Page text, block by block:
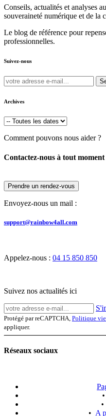
Conseils, actualités et analyses
souveraineté numérique et de la
Le blog de référence pour
professionnelles.
Suivez-nous
Archives
Comment pouvons nous aider ?
Contactez-nous à tout moment
Prendre un rendez-vous
Envoyez-nous un mail :
support@rainbow4all.com
Appelez-nous : 04 15 850 850
Suivez nos actualités ici
Protégé par reCAPTCHA, Politique
appliquer.
Réseaux sociaux
•
•
• A